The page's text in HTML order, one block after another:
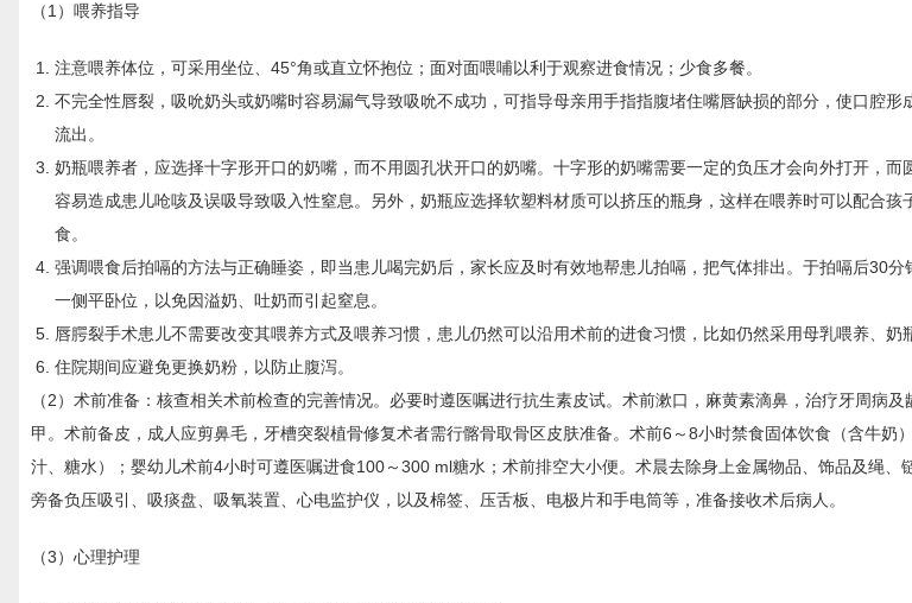
（1）喂养指导
注意喂养体位，可采用坐位、45°角或直立怀抱位；面对面喂哺以利于观察进食情况；少食多餐。
不完全性唇裂，吸吮奶头或奶嘴时容易漏气导致吸吮不成功，可指导母亲用手指指腹堵住嘴唇缺损的部分，使口腔形
流出。
奶瓶喂养者，应选择十字形开口的奶嘴，而不用圆孔状开口的奶嘴。十字形的奶嘴需要一定的负压才会向外打开，而
容易造成患儿呛咳及误吸导致吸入性窒息。另外，奶瓶应选择软塑料材质可以挤压的瓶身，这样在喂养时可以配合孩
食。
强调喂食后拍嗝的方法与正确睡姿，即当患儿喝完奶后，家长应及时有效地帮患儿拍嗝，把气体排出。于拍嗝后30
一侧平卧位，以免因溢奶、吐奶而引起窒息。
唇腭裂手术患儿不需要改变其喂养方式及喂养习惯，患儿仍然可以沿用术前的进食习惯，比如仍然采用母乳喂养、奶
住院期间应避免更换奶粉，以防止腹泻。
（2）术前准备：核查相关术前检查的完善情况。必要时遵医嘱进行抗生素皮试。术前漱口，麻黄素滴鼻，治疗牙周病
甲。术前备皮，成人应剪鼻毛，牙槽突裂植骨修复术者需行髂骨取骨区皮肤准备。术前6～8小时禁食固体饮食（含牛奶
汁、糖水）；婴幼儿术前4小时可遵医嘱进食100～300 ml糖水；术前排空大小便。术晨去除身上金属物品、饰品及绳、
旁备负压吸引、吸痰盘、吸氧装置、心电监护仪，以及棉签、压舌板、电极片和手电筒等，准备接收术后病人。
（3）心理护理